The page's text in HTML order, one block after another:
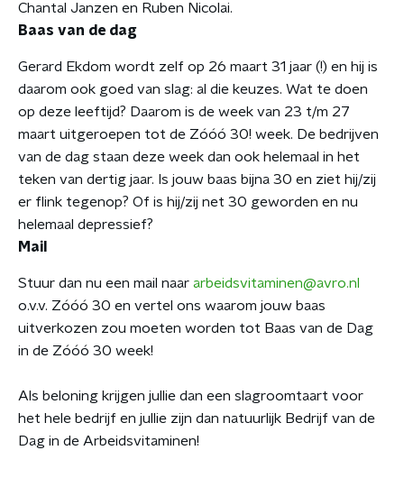
Chantal Janzen en Ruben Nicolai.
Baas van de dag
Gerard Ekdom wordt zelf op 26 maart 31 jaar (!) en hij is
daarom ook goed van slag: al die keuzes. Wat te doen
op deze leeftijd? Daarom is de week van 23 t/m 27
maart uitgeroepen tot de Zóóó 30! week. De bedrijven
van de dag staan deze week dan ook helemaal in het
teken van dertig jaar. Is jouw baas bijna 30 en ziet hij/zij
er flink tegenop? Of is hij/zij net 30 geworden en nu
helemaal depressief?
Mail
Stuur dan nu een mail naar arbeidsvitaminen@avro.nl
o.v.v. Zóóó 30 en vertel ons waarom jouw baas
uitverkozen zou moeten worden tot Baas van de Dag
in de Zóóó 30 week!
Als beloning krijgen jullie dan een slagroomtaart voor
het hele bedrijf en jullie zijn dan natuurlijk Bedrijf van de
Dag in de Arbeidsvitaminen!